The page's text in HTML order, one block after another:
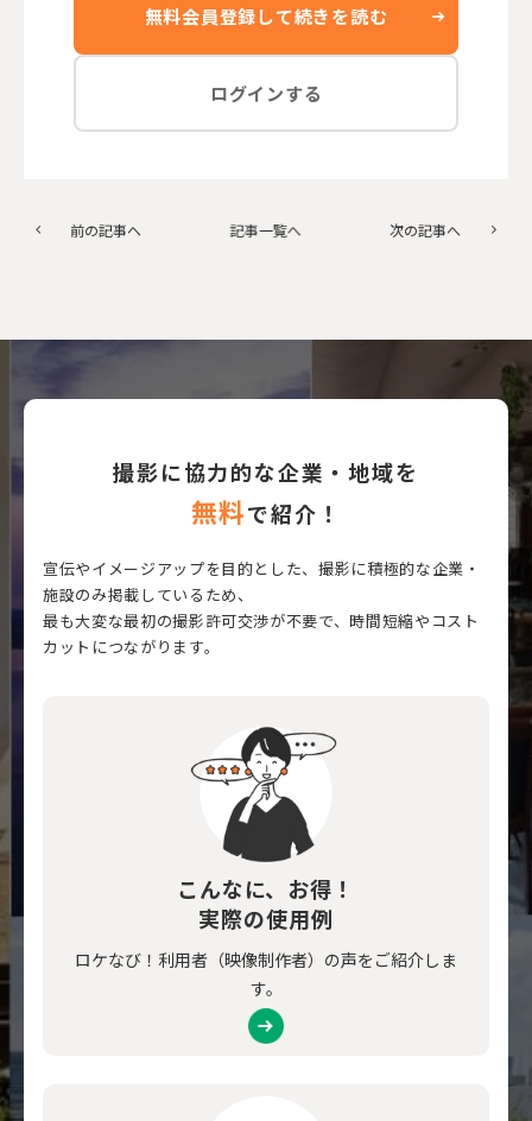
無料会員登録して続きを読む
ログインする
前の記事へ 記事一覧へ 次の記事へ
撮影に協力的な企業・地域を
無料で紹介！
宣伝やイメージアップを目的とした、撮影に積極的な企業・
施設のみ掲載しているため、
最も大変な最初の撮影許可交渉が不要で、時間短縮やコスト
カットにつながります。
こんなに、お得！
実際の使用例
ロケなび！利用者（映像制作者）の声をご紹介しま
す。